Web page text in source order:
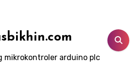
mikrokontroler arduino plc